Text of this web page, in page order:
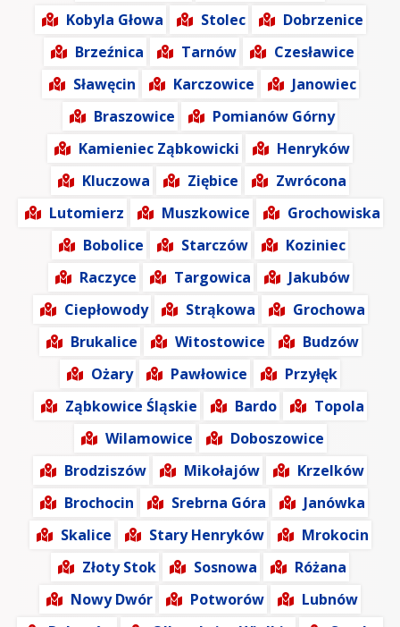
Kobyla Głowa
Stolec
Dobrzenice
Brzeźnica
Tarnów
Czesławice
Sławęcin
Karczowice
Janowiec
Braszowice
Pomianów Górny
Kamieniec Ząbkowicki
Henryków
Kluczowa
Ziębice
Zwrócona
Lutomierz
Muszkowice
Grochowiska
Bobolice
Starczów
Koziniec
Raczyce
Targowica
Jakubów
Ciepłowody
Strąkowa
Grochowa
Brukalice
Witostowice
Budzów
Ożary
Pawłowice
Przyłęk
Ząbkowice Śląskie
Bardo
Topola
Wilamowice
Doboszowice
Brodziszów
Mikołajów
Krzelków
Brochocin
Srebrna Góra
Janówka
Skalice
Stary Henryków
Mrokocin
Złoty Stok
Sosnowa
Różana
Nowy Dwór
Potworów
Lubnów